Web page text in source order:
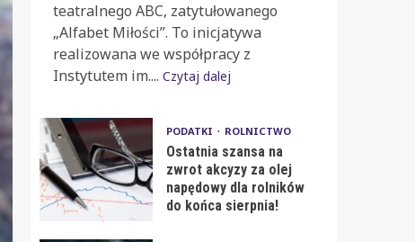
teatralnego ABC, zatytułowanego
„Alfabet Miłości”. To inicjatywa
realizowana we współpracy z
Instytutem im.... Czytaj dalej
PODATKI ROLNICTWO
Ostatnia szansa na
zwrot akcyzy za olej
napędowy dla rolników
do końca sierpnia!